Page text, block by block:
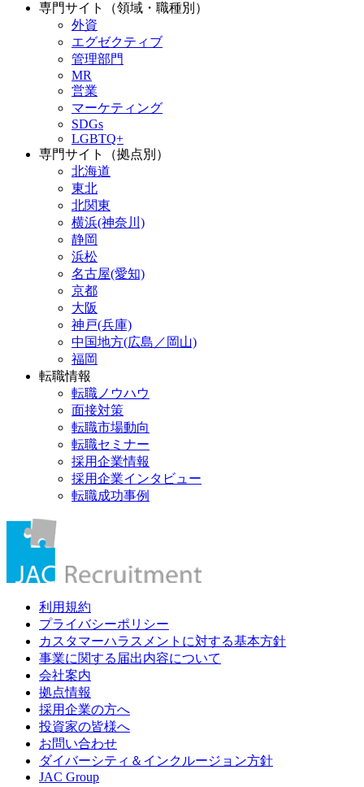
専門サイト（領域・職種別）
外資
エグゼクティブ
管理部門
MR
営業
マーケティング
SDGs
LGBTQ+
専門サイト（拠点別）
北海道
東北
北関東
横浜(神奈川)
静岡
浜松
名古屋(愛知)
京都
大阪
神戸(兵庫)
中国地方(広島／岡山)
福岡
転職情報
転職ノウハウ
面接対策
転職市場動向
転職セミナー
採用企業情報
採用企業インタビュー
転職成功事例
利用規約
プライバシーポリシー
カスタマーハラスメントに対する基本方針
事業に関する届出内容について
会社案内
拠点情報
採用企業の方へ
投資家の皆様へ
お問い合わせ
ダイバーシティ＆インクルージョン方針
JAC Group